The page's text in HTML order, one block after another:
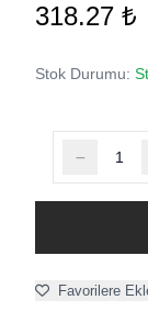
318.27 ₺
Stok Durumu:
Favorilere